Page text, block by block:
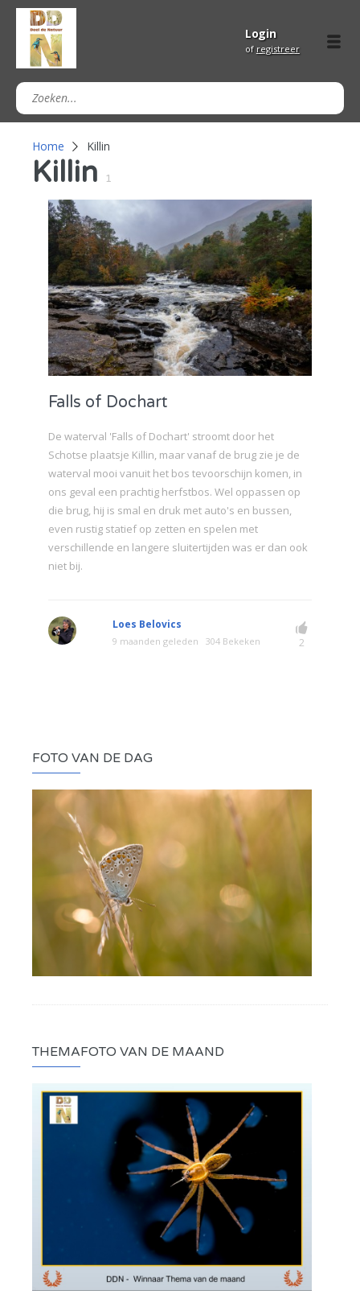
Login
of registreer
Home Killin
Killin 1
Falls of Dochart
De waterval 'Falls of Dochart' stroomt door het
Schotse plaatsje Killin, maar vanaf de brug zie je de
waterval mooi vanuit het bos tevoorschijn komen, in
ons geval een prachtig herfstbos. Wel oppassen op
die brug, hij is smal en druk met auto's en bussen,
even rustig statief op zetten en spelen met
verschillende en langere sluitertijden was er dan ook
niet bij.
Loes Belovics
9 maanden geleden 304 Bekeken 2
FOTO VAN DE DAG
THEMAFOTO VAN DE MAAND